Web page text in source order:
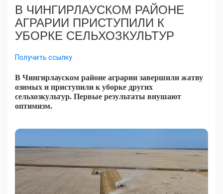
В ЧИНГИРЛАУСКОМ РАЙОНЕ
АГРАРИИ ПРИСТУПИЛИ К
УБОРКЕ СЕЛЬХОЗКУЛЬТУР
Получить ссылку
В Чингирлауском районе аграрии завершили жатву
озимых и приступили к уборке других
сельхозкультур. Первые результаты внушают
оптимизм.